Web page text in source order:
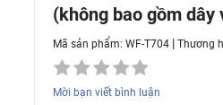
(không bao gồm dây
Mã sản phẩm: WF-T704 |Thương
Mời bạn viết bình luận